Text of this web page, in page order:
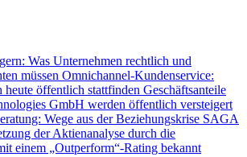
Was Unternehmen rechtlich und
müssen Omnichannel-Kundenservice:
heute öffentlich stattfinden Geschäftsanteile
GmbH werden öffentlich versteigert
Wege aus der Beziehungskrise SAGA
der Aktienanalyse durch die
einem „Outperform“-Rating bekannt